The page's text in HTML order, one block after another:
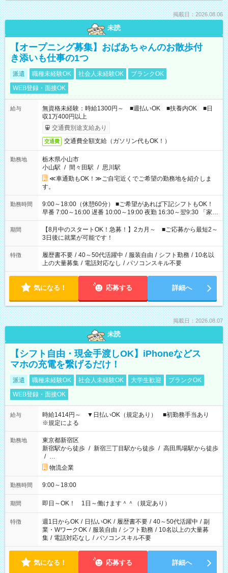
掲載日：2026.08.06
未読
【オープニング募集】おばあちゃんのお散歩付
き添いも仕事の1つ
派遣 職種未経験OK 社会人未経験OK
ブランクOK
WEB登録・面接OK
給与
無資格未経験：時給1300円～ ■週払いOK ■扶養内OK ■日
収1万400円以上
交通費別途支給あり
交通費 交通費全額支給（ガソリン代もOK！）
勤務地
栃木県小山市
小山駅 / 間々田駅 / 思川駅
≪車通勤もOK！≫ご自宅近くでご希望の勤務地を紹介しま
す。
勤務時間
9:00～18:00（休憩60分） ■ご希望があれば下記シフトもOK！
早番 7:00～16:00 遅番 10:00～19:00 夜勤 16:30～翌9:30 「家族
と休みを合わせたい」 「余裕を持って夕飯の準備がしたい」
「できれば残業はしたくない」 など、ご希望を教えてください
ね。 ※Wワーク希望の方へ 今ご覧のお仕事で希望する勤務時間
と、もう1つのお仕事の勤務時間。 合計で週40時間を超える場
合は応募できません。
期間
【8月中のスタートOK！急募！】2カ月～ ■ご応募から最短2～
3日後に就業が可能です！
特徴 履歴書不要 / 40～50代活躍中 / 服装自由 / シフト勤務 / 10名以
上の大量募集 / 電話対応なし / パソコンスキル不要
気になる！ 応募する 詳細へ
掲載日：2026.08.07
未読
【シフト自由・現金手渡しOK】iPhoneなどス
マホの充電を繋げるだけ！
派遣 職種未経験OK 社会人未経験OK 大学生歓迎
ブランクOK
WEB登録・面接OK
給与
時給1414円～ ▼日払いOK（規定あり） ■初勤務手当あり
※規定による
勤務地
東京都新宿区
新宿駅から徒歩 / 新宿三丁目駅から徒歩 / 高田馬場駅から徒歩
/ …
物流企業
勤務時間 9:00～18:00
期間 即日～OK！ 1日～働けます＾＾（規定あり）
特徴 週1日からOK / 日払いOK / 履歴書不要 / 40～50代活躍中 / 副
業・WワークOK / 服装自由 / シフト勤務 / 10名以上の大量募
集 / 電話対応なし / パソコンスキル不要
気になる！ 応募する 詳細へ